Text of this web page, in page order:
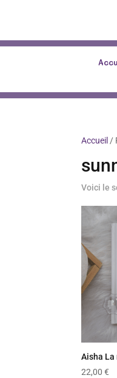
Accueil /
Voici le
Aisha La
22,00€